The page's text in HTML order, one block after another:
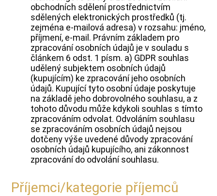
obchodních sdělení prostřednictvím
sdělených elektronických prostředků (tj.
zejména e-mailová adresa) v rozsahu: jméno,
příjmení, e-mail. Právním základem pro
zpracování osobních údajů je v souladu s
článkem 6 odst. 1 písm. a) GDPR souhlas
udělený subjektem osobních údajů
(kupujícím) ke zpracování jeho osobních
údajů. Kupující tyto osobní údaje poskytuje
na základě jeho dobrovolného souhlasu, a z
tohoto důvodu může kdykoli souhlas s tímto
zpracováním odvolat. Odvoláním souhlasu
se zpracováním osobních údajů nejsou
dotčeny výše uvedené důvody zpracování
osobních údajů kupujícího, ani zákonnost
zpracování do odvolání souhlasu.
Příjemci/kategorie příjemců